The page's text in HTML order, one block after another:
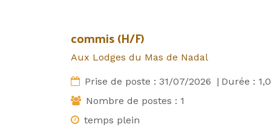
commis (H/F)
Aux Lodges du Mas de Nadal
Prise de poste : 31/07/2026 | Durée : 1,0
Nombre de postes : 1
temps plein